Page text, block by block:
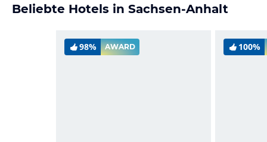
Beliebte Hotels in Sachsen-Anhalt
98% AWARD 100%